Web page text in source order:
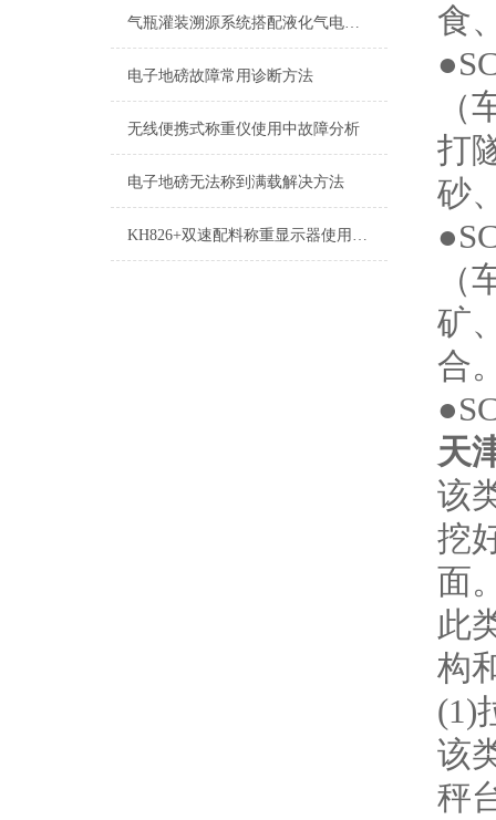
气瓶灌装溯源系统搭配液化气电子秤的市场应用
电子地磅故障常用诊断方法
无线便携式称重仪使用中故障分析
电子地磅无法称到满载解决方法
KH826+双速配料称重显示器使用说明书
食
打
砂
矿
合
天
该
挖
面
此
构
(1)
该
秤